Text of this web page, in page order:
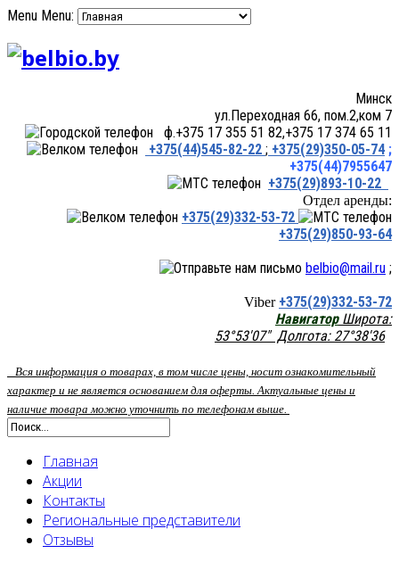
Menu Menu:
Минск
ул.Переходная 66, пом.2,ком 7
ф.+375 17 355 51 82,+375 17 374 65 11
+375(44)545-82-22 ; +375(29)350-05-74 ;
+375(44)7955647
+375(29)893-10-22
Отдел аренды:
+375(29)332-53-72
+375(29)850-93-64
belbio@mail.ru ;
Viber +375(29)332-53-72
НавигаторШирота:
53°53'07" Долгота: 27°38'36
Вся информация о товарах, в том числе цены, носит ознакомительный
характер и не является основанием для оферты. Актуальные цены и
наличие товара можно уточнить по телефонам выше.
Главная
Акции
Контакты
Региональные представители
Отзывы